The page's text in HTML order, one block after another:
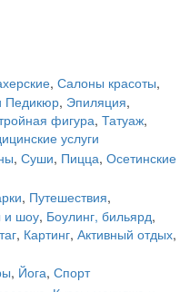
, Салоны красоты,
Педикюр, Эпиляция,
фигура, Татуаж,
услуги
, Суши, Пицца, Осетинские
, Путешествия,
и шоу, Боулинг, бильярд,
, Картинг, Активный отдых,
, Йога, Спорт